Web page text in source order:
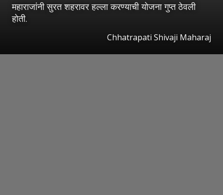
महाराजांनी सुरत शहरावर हल्ला करण्याची योजना गुप्त ठेवली
होती.
Chhatrapati Shivaji Maharaj